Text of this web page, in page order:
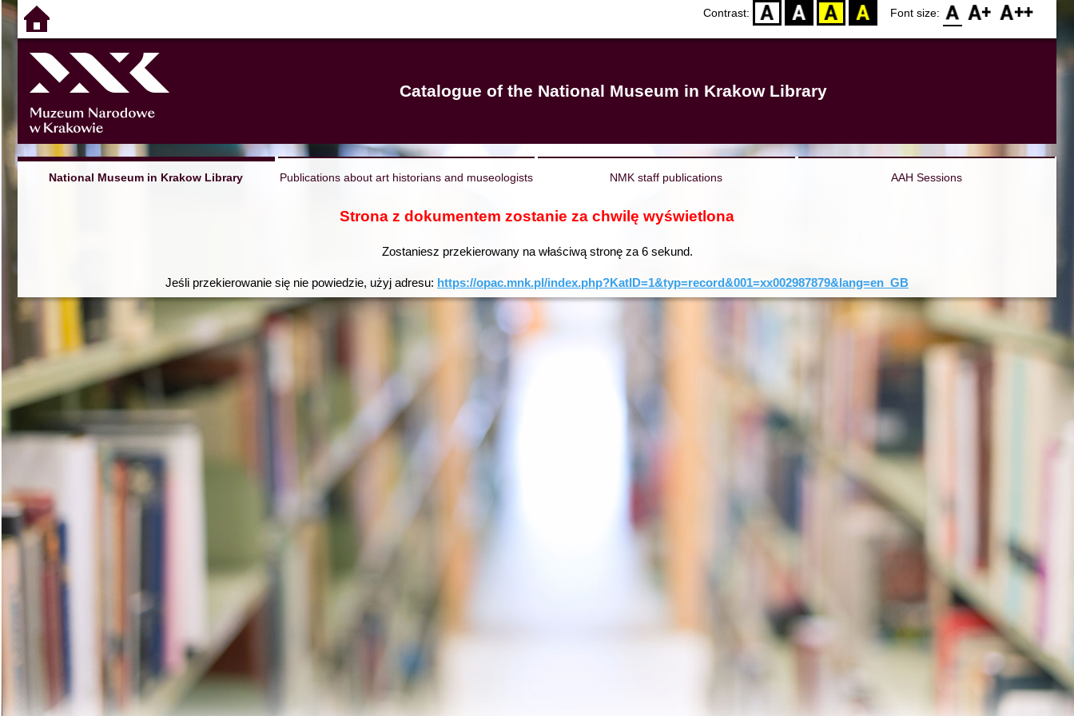
Contrast: D BW YB BY Font size: F0 F1 F2
Catalogue of the National Museum in Krakow Library
National Museum in Krakow Library Publications about art historians and museologists NMK staff publications AAH Sessions
Strona z dokumentem zostanie za chwilę wyświetlona
Zostaniesz przekierowany na właściwą stronę za 6sekund.
Jeśli przekierowanie się nie powiedzie, użyj adresu: https://opac.mnk.pl/index.php?KatID=1&typ=record&001=xx002987879&lang=en_GB